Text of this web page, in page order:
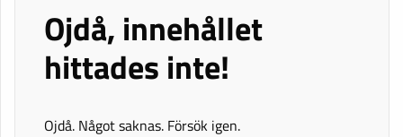
Ojdå, innehållet
hittades inte!
Ojdå. Något saknas. Försök igen.